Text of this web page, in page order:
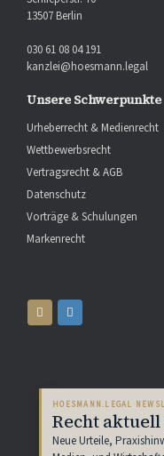
13507 Berlin
030 61 08 04 191
kanzlei@hoesmann.legal
Unsere Schwerpunkte
Urheberrecht & Medienrecht
Wettbewerbsrecht
Vertragsrecht & AGB
Datenschutz
Vorträge & Schulungen
Markenrecht
HOESMANN.LEGAL
Recht
Neue Urteile,